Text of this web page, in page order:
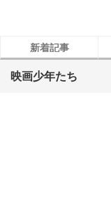
新着記事
映画少年たち